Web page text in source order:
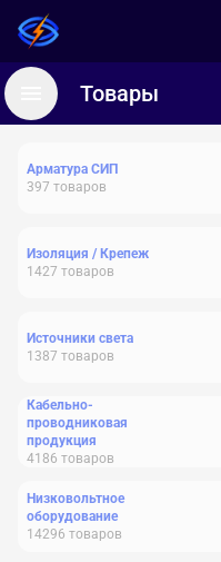
Товары
Арматура СИП
397 товаров
Изоляция / Крепеж
1427 товаров
Источники света
1387 товаров
Кабельно-
проводниковая
продукция
4186 товаров
Низковольтное
оборудование
14296 товаров